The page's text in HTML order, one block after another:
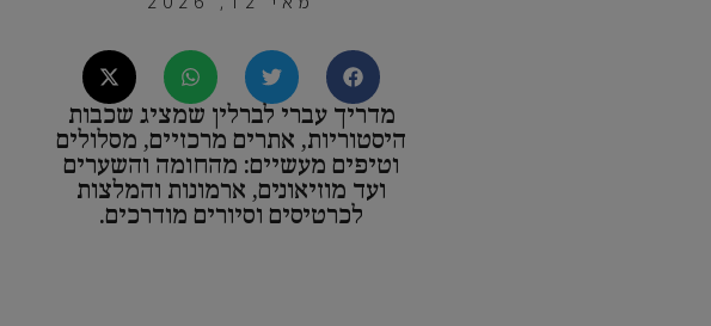
מדריך עברי לברלין שמציג שכבות
היסטוריות, אתרים מרכזיים, מסלולים
וטיפים מעשיים: מהחומה והשערים
ועד מוזיאונים, ארמונות והמלצות
לכרטיסים וסיורים מודרכים.